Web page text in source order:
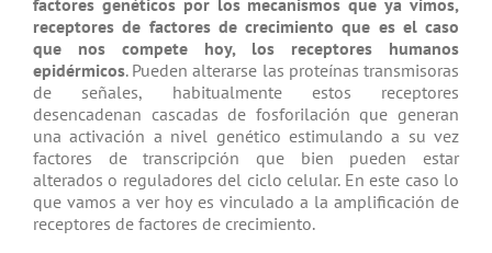
factores genéticos por los mecanismos que ya vimos,
receptores de factores de crecimiento que es el caso
que nos compete hoy, los receptores humanos
epidérmicos. Pueden alterarse las proteínas transmisoras
de señales, habitualmente estos receptores
desencadenan cascadas de fosforilación que generan
una activación a nivel genético estimulando a su vez
factores de transcripción que bien pueden estar
alterados o reguladores del ciclo celular. En este caso lo
que vamos a ver hoy es vinculado a la amplificación de
receptores de factores de crecimiento.